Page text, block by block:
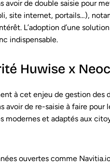
de double saisie pour
site internet, portails…),
L’adoption d’une
indispensable.
Huwise x
à cet enjeu de gestion des
de re-saisie à faire pour
modernes et adaptés aux
ouvertes comme